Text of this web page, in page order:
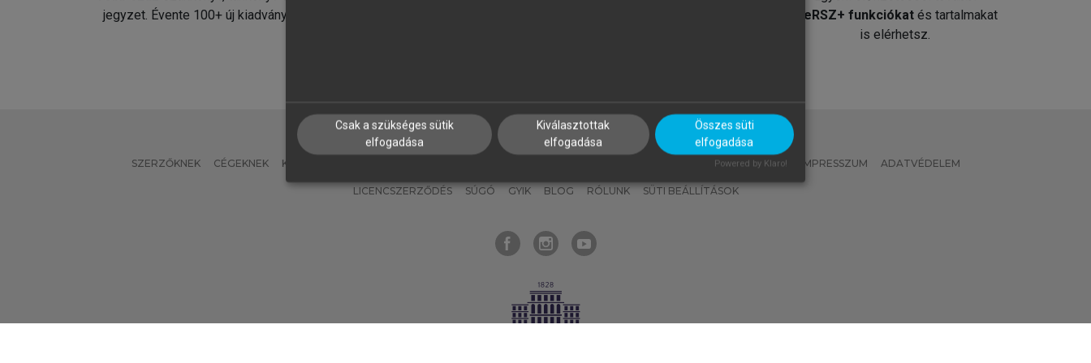
jegyzet. Évente 100+ új kiadvány.
MeRSZ+ funkciókat és tartalmakat
is elérhetsz.
SZERZŐKNEK CÉGEKNEK KÖNYVTÁROSOKNAK MI – ÁLTALÁNOS IRÁNYELVEK IMPRESSZUM ADATVÉDELEM
LICENCSZERZŐDÉS SÚGÓ GYIK BLOG RÓLUNK SÜTI BEÁLLÍTÁSOK
Csak a szükséges sütik
elfogadása
Kiválasztottak
elfogadása
Összes süti
elfogadása
Powered by Klaro!